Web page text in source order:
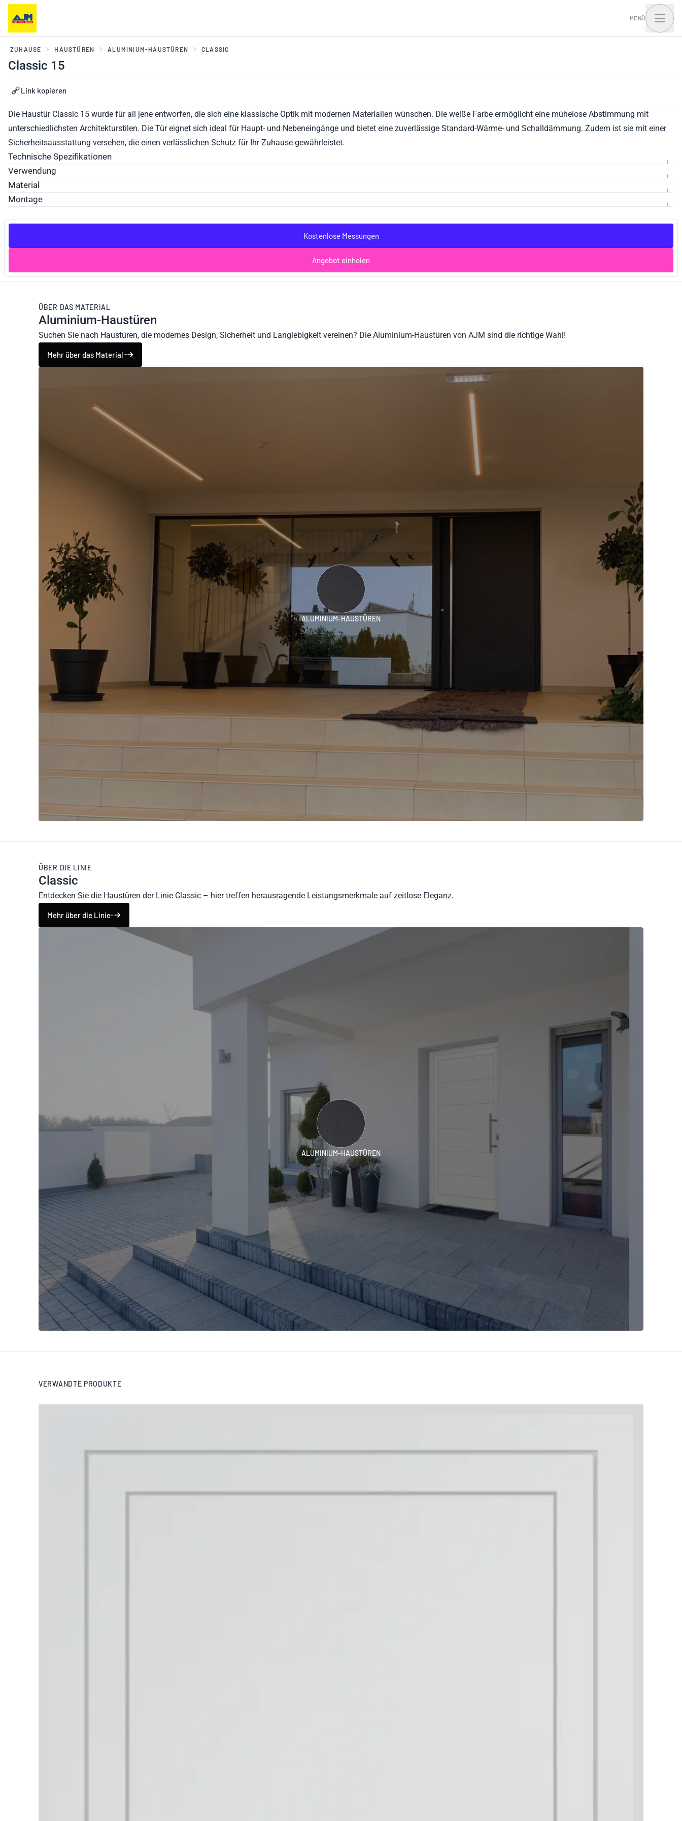
MENÜ
Balkontüren und
ZUHAUSE HAUSTÜREN ALUMINIUM-HAUSTÜREN CLASSIC
Classic 15
Link kopieren
Die Haustür Classic 15 wurde für all jene entworfen, die sich eine klassische Optik mit modernen Materialien wünschen. Die weiße Farbe ermöglicht eine mühelose Abstimmung mit
unterschiedlichsten Architekturstilen. Die Tür eignet sich ideal für Haupt- und Nebeneingänge und bietet eine zuverlässige Standard-Wärme- und Schalldämmung. Zudem ist sie mit einer
Sicherheitsausstattung versehen, die einen verlässlichen Schutz für Ihr Zuhause gewährleistet.
Technische Spezifikationen
Verwendung
Material
Montage
Kostenlose Messungen
Angebot einholen
ÜBER DAS MATERIAL
Aluminium-Haustüren
Suchen Sie nach Haustüren, die modernes Design, Sicherheit und Langlebigkeit vereinen? Die Aluminium-Haustüren von AJM sind die richtige Wahl!
Mehr über das Material
ALUMINIUM-HAUSTÜREN
ÜBER DIE LINIE
Classic
Entdecken Sie die Haustüren der Linie Classic – hier treffen herausragende Leistungsmerkmale auf zeitlose Eleganz.
Mehr über die Linie
ALUMINIUM-HAUSTÜREN
VERWANDTE PRODUKTE